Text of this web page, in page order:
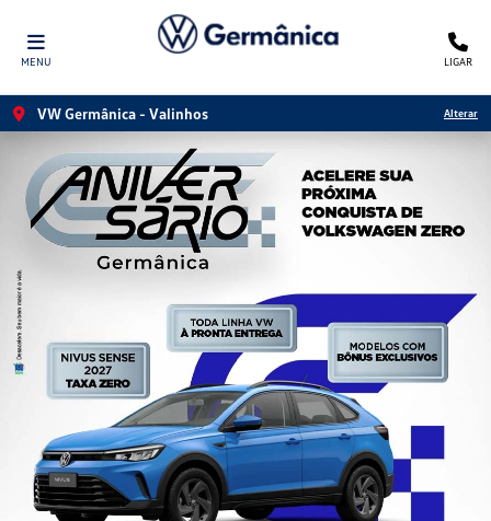
MENU LIGAR
VW Germânica - Valinhos Alterar